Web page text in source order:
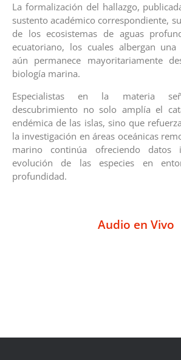
La formalización del hallazgo,
sustento académico correspondiente,
de los ecosistemas de aguas
ecuatoriano, los cuales albergan
aún permanece mayoritariamente
biología marina.
Especialistas en la materia
descubrimiento no solo amplía el
endémica de las islas, sino que
la investigación en áreas oceánicas
marino continúa ofreciendo datos
evolución de las especies en
profundidad.
Audio en Vivo